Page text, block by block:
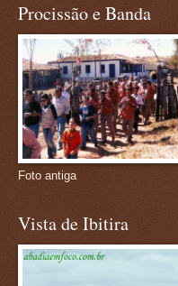
Procissão e Banda
Foto antiga
Vista de Ibitira